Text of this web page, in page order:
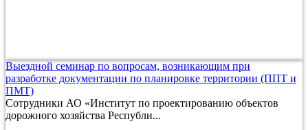
Выездной семинар по вопросам, возникающим при
разработке документации по планировке территории (ППТ и
ПМТ)
Сотрудники АО «Институт по проектированию объектов
дорожного хозяйства Республи...